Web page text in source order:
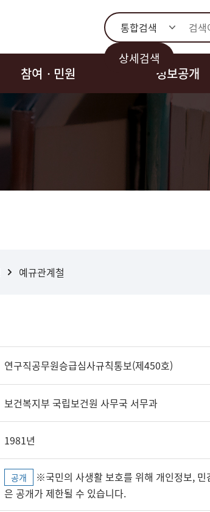
통합검색
상세검색
참여ㆍ민원 정보공개
예규관계철
연구직공무원승급심사규칙통보(제450호)
보건복지부 국립보건원 사무국 서무과
1981년
공개
은 공개가 제한될 수 있습니다.